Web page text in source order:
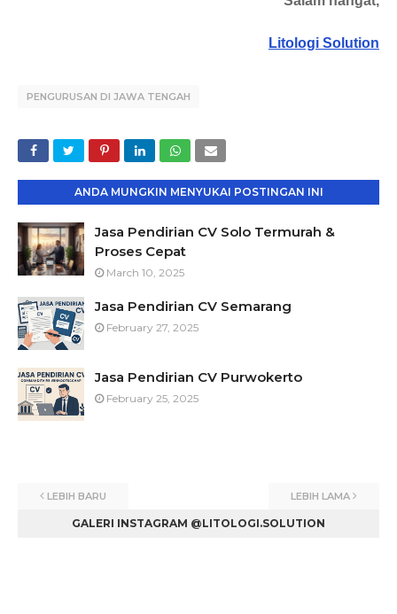
Litologi Solution
PENGURUSAN DI JAWA TENGAH
ANDA MUNGKIN MENYUKAI POSTINGAN INI
Jasa Pendirian CV Solo Termurah &
Proses Cepat
March 10, 2025
Jasa Pendirian CV Semarang
February 27, 2025
Jasa Pendirian CV Purwokerto
February 25, 2025
LEBIH BARU LEBIH LAMA
GALERI INSTAGRAM @LITOLOGI.SOLUTION